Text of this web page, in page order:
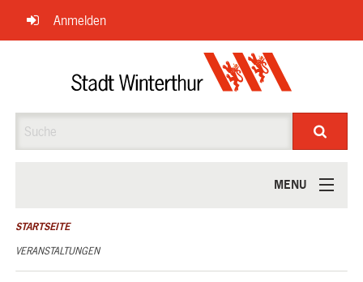
Navigation
überspringen
Anmelden
MENU
ÜBER UNS
STARTSEITE
VERANSTALTUNGEN